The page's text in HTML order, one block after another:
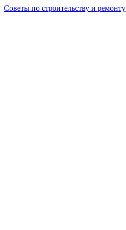
Советы по строительству и ремонту